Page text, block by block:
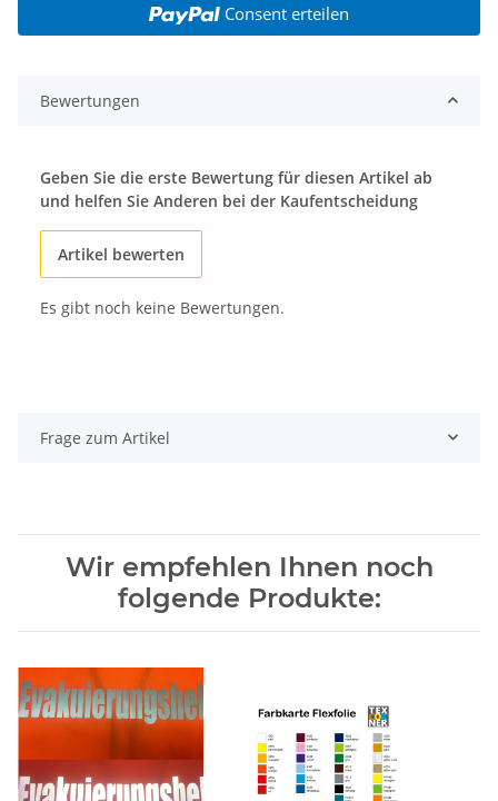
Consent erteilen
Bewertungen
Geben Sie die erste Bewertung für diesen Artikel ab
und helfen Sie Anderen bei der Kaufentscheidung
Artikel bewerten
Es gibt noch keine Bewertungen.
Frage zum Artikel
Wir empfehlen Ihnen noch
folgende Produkte: